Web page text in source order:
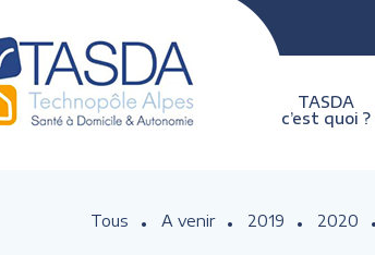
TASDA
c’est quoi ?
Tous A venir 2019 2020